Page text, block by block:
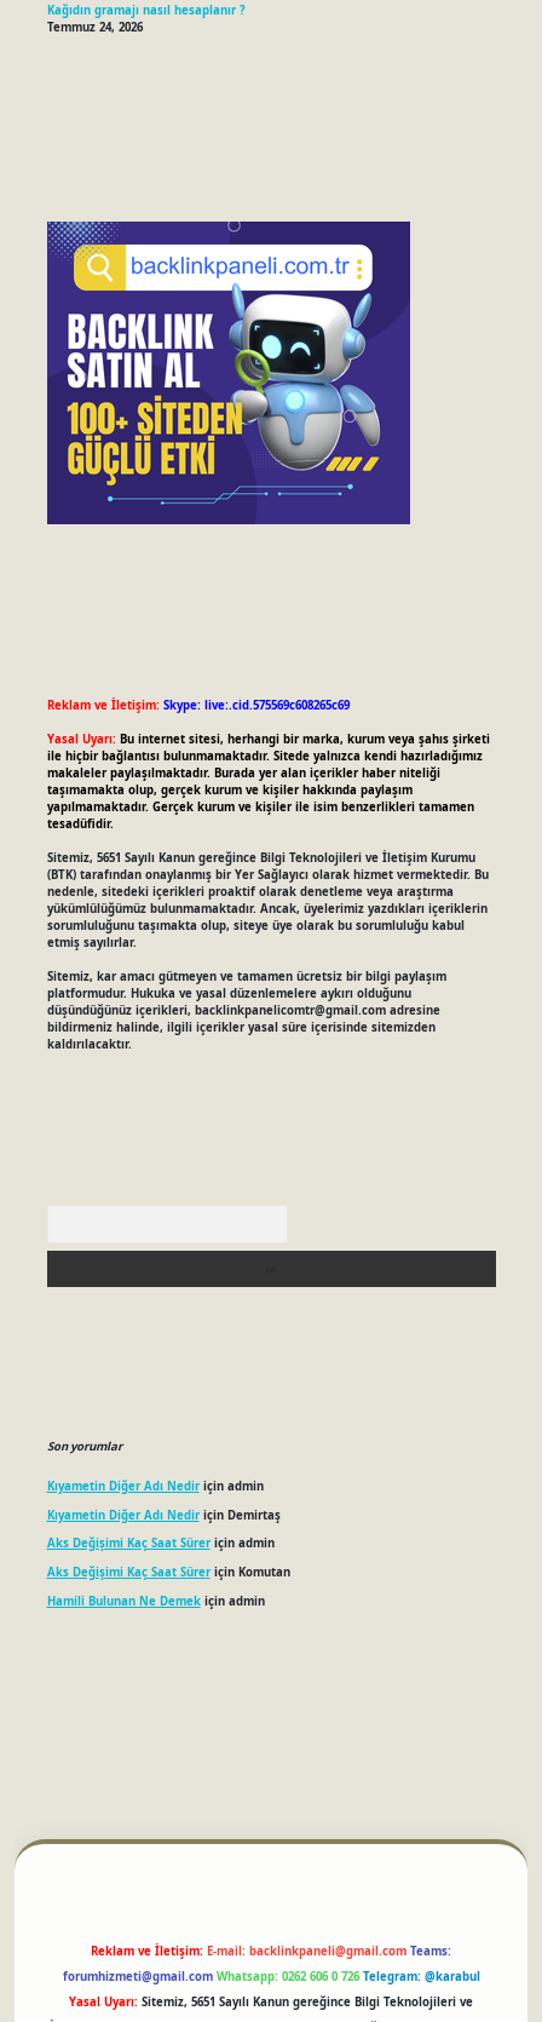
Kağıdın gramajı nasıl hesaplanır ?
Temmuz 24, 2026
Reklam ve İletişim: Skype: live:.cid.575569c608265c69
Yasal Uyarı: Bu internet sitesi, herhangi bir marka, kurum veya şahıs şirketi
ile hiçbir bağlantısı bulunmamaktadır. Sitede yalnızca kendi hazırladığımız
makaleler paylaşılmaktadır. Burada yer alan içerikler haber niteliği
taşımamakta olup, gerçek kurum ve kişiler hakkında paylaşım
yapılmamaktadır. Gerçek kurum ve kişiler ile isim benzerlikleri tamamen
tesadüfidir.
Sitemiz, 5651 Sayılı Kanun gereğince Bilgi Teknolojileri ve İletişim Kurumu
(BTK) tarafından onaylanmış bir Yer Sağlayıcı olarak hizmet vermektedir. Bu
nedenle, sitedeki içerikleri proaktif olarak denetleme veya araştırma
yükümlülüğümüz bulunmamaktadır. Ancak, üyelerimiz yazdıkları içeriklerin
sorumluluğunu taşımakta olup, siteye üye olarak bu sorumluluğu kabul
etmiş sayılırlar.
Sitemiz, kar amacı gütmeyen ve tamamen ücretsiz bir bilgi paylaşım
platformudur. Hukuka ve yasal düzenlemelere aykırı olduğunu
düşündüğünüz içerikleri, backlinkpanelicomtr@gmail.comadresine
bildirmeniz halinde, ilgili içerikler yasal süre içerisinde sitemizden
kaldırılacaktır.
Son yorumlar
Kıyametin Diğer Adı Nediriçin admin
Kıyametin Diğer Adı Nediriçin Demirtaş
Aks Değişimi Kaç Saat Süreriçin admin
Aks Değişimi Kaç Saat Süreriçin Komutan
Hamili Bulunan Ne Demekiçin admin
Reklam ve İletişim: E-mail: backlinkpaneli@gmail.com Teams:
forumhizmeti@gmail.com Whatsapp: 0262 606 0 726 Telegram: @karabul
Yasal Uyarı: Sitemiz, 5651 Sayılı Kanun gereğince Bilgi Teknolojileri ve